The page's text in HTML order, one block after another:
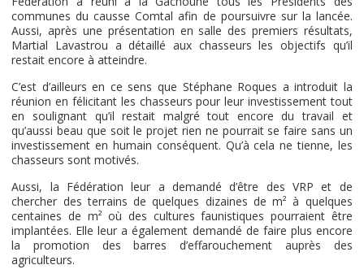
communes du causse Comtal afin de poursuivre sur la lancée.
Aussi, après une présentation en salle des premiers résultats,
Martial Lavastrou a détaillé aux chasseurs les objectifs qu’il
restait encore à atteindre.
C’est d’ailleurs en ce sens que Stéphane Roques a introduit la
réunion en félicitant les chasseurs pour leur investissement tout
en soulignant qu’il restait malgré tout encore du travail et
qu’aussi beau que soit le projet rien ne pourrait se faire sans un
investissement en humain conséquent. Qu’à cela ne tienne, les
chasseurs sont motivés.
Aussi, la Fédération leur a demandé d’être des VRP et de
chercher des terrains de quelques dizaines de m² à quelques
centaines de m² où des cultures faunistiques pourraient être
implantées. Elle leur a également demandé de faire plus encore
la promotion des barres d’effarouchement auprès des
agriculteurs.